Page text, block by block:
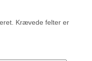
Krævede felter er